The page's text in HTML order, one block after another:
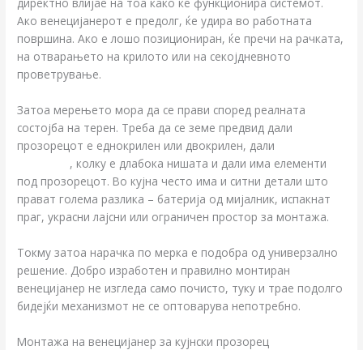
Ако венецијанерот е предолг, ќе удира во работната
површина. Ако е лошо позициониран, ќе пречи на рачката,
на отварањето на крилото или на секојдневното
проветрување.
Затоа мерењето мора да се прави според реалната
состојба на терен. Треба да се земе предвид дали
прозорецот е еднокрилен или двокрилен, дали
, колку е длабока нишата и дали има елементи
под прозорецот. Во кујна често има и ситни детали што
прават голема разлика – батерија од мијалник, испакнат
праг, украсни лајсни или ограничен простор за монтажа.
Токму затоа нарачка по мерка е подобра од универзално
решение. Добро изработен и правилно монтиран
венецијанер не изгледа само почисто, туку и трае подолго
бидејќи механизмот не се оптоварува непотребно.
Монтажа на венецијанер за кујнски прозорец